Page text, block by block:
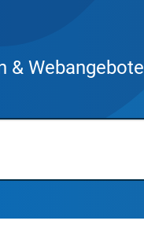
& Webangebote